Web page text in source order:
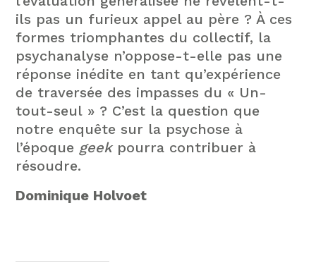
ils pas un furieux appel au père ? À ces
formes triomphantes du collectif, la
psychanalyse n’oppose-t-elle pas une
réponse inédite en tant qu’expérience
de traversée des impasses du « Un-
tout-seul » ? C’est la question que
notre enquête sur la psychose à
l’époque geekpourra contribuer à
résoudre.
Dominique Holvoet